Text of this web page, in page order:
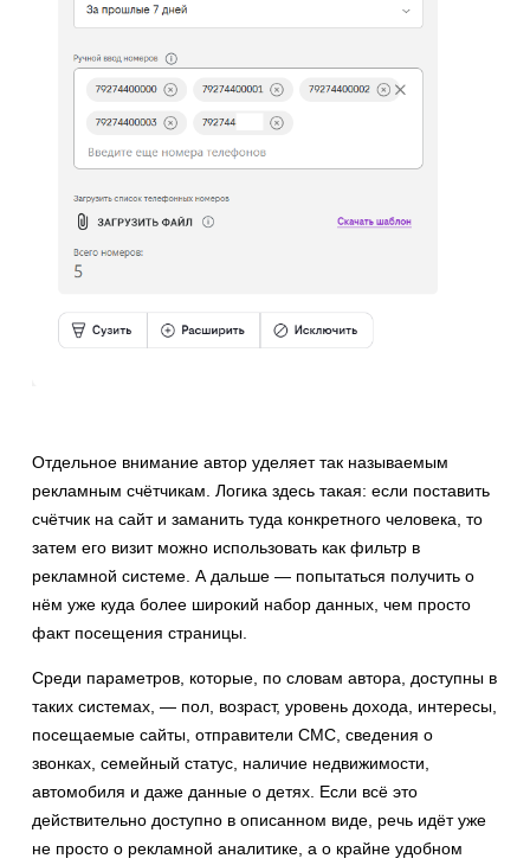
Отдельное внимание автор уделяет так называемым
рекламным счётчикам. Логика здесь такая: если поставить
счётчик на сайт и заманить туда конкретного человека, то
затем его визит можно использовать как фильтр в
рекламной системе. А дальше — попытаться получить о
нём уже куда более широкий набор данных, чем просто
факт посещения страницы.
Среди параметров, которые, по словам автора, доступны в
таких системах, — пол, возраст, уровень дохода, интересы,
посещаемые сайты, отправители СМС, сведения о
звонках, семейный статус, наличие недвижимости,
автомобиля и даже данные о детях. Если всё это
действительно доступно в описанном виде, речь идёт уже
не просто о рекламной аналитике, а о крайне удобном